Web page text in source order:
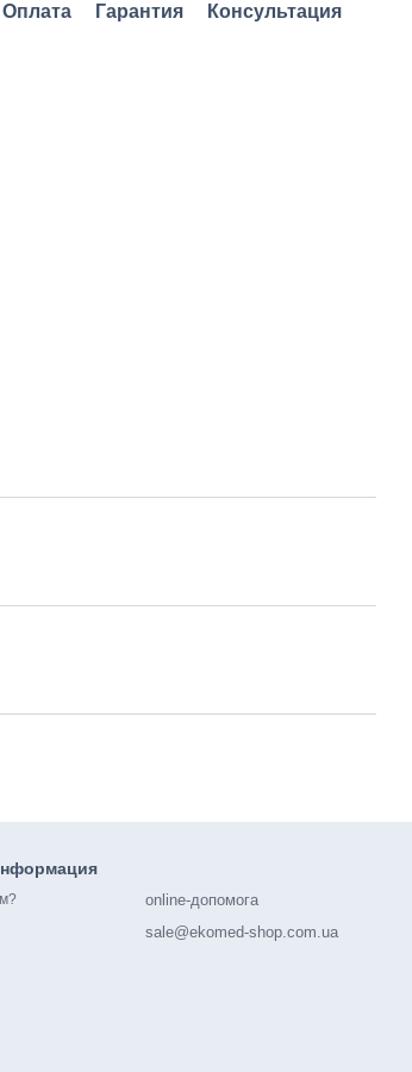
Оплата Гарантия Консультация
online-допомога
sale@ekomed-shop.com.ua